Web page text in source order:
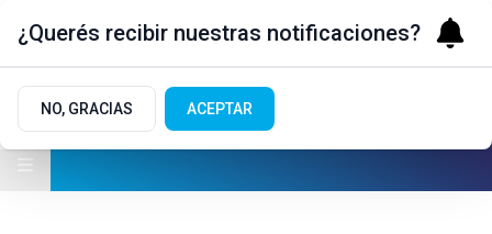
¿Querés recibir nuestras notificaciones?
NO, GRACIAS ACEPTAR